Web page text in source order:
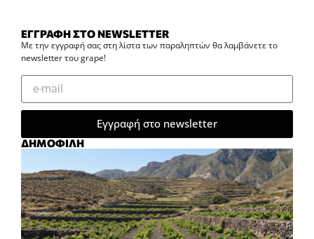
ΕΓΓΡΑΦΗ ΣΤΟ NEWSLETTER
Με την εγγραφή σας στη λίστα των παραληπτών θα λαμβάνετε το
newsletter του grape!
Εγγραφή στο newsletter
ΔΗΜΟΦΙΛΗ